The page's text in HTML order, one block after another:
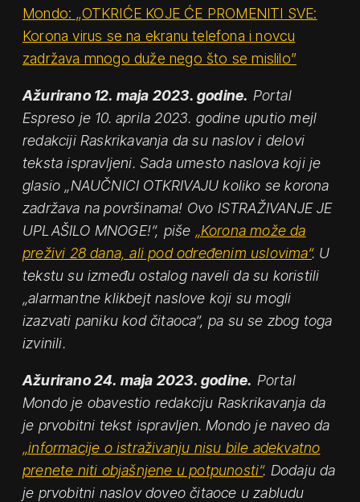
Mondo: „OTKRIĆE KOJE ĆE PROMENITI SVE:
Korona virus se na ekranu telefona i novcu
zadržava mnogo duže nego što se mislilo”
Ažurirano 12. maja 2023. godine. Portal
Espreso je 10. aprila 2023. godine uputio mejl
redakciji Raskrikavanja da su naslov i delovi
teksta ispravljeni. Sada umesto naslova koji je
glasio „NAUČNICI OTKRIVAJU koliko se korona
zadržava na površinama! Ovo ISTRAŽIVANJE JE
UPLAŠILO MNOGE!“, piše „Korona može da
preživi 28 dana, ali pod određenim uslovima“. U
tekstu su između ostalog naveli da su koristili
„alarmantne klikbejt naslove koji su mogli
izazvati paniku kod čitaoca“, pa su se zbog toga
izvinili.
Ažurirano 24. maja 2023. godine. Portal
Mondo je obavestio redakciju Raskrikavanja da
je prvobitni tekst ispravljen. Mondo je naveo da
„informacije o istraživanju nisu bile adekvatno
prenete niti objašnjene u potpunosti“. Dodaju da
je prvobitni naslov doveo čitaoce u zabludu